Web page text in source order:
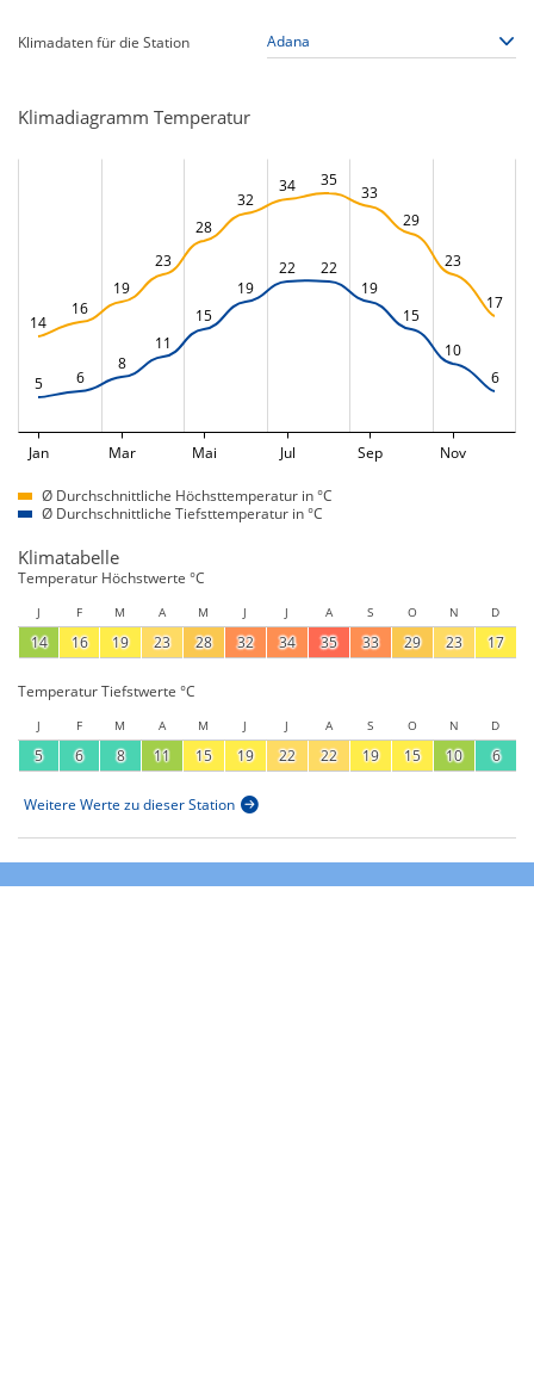
Klimadaten für die Station
Klimadiagramm Temperatur
14
16
19
23
28
32
34 35
33
29
23
17
5 6
8
11
15
19
22
22
19
15
10
6
Jan Mar Mai Jul Sep Nov
Ø Durchschnittliche Höchsttemperatur in °C
Ø Durchschnittliche Tiefsttemperatur in °C
Klimatabelle
Temperatur Höchstwerte °C
J F M A M J J A S O N D
14 16 19 23 28 32 34 35 33 29 23 17
Temperatur Tiefstwerte °C
J F M A M J J A S O N D
5 6 8 11 15 19 22 22 19 15 10 6
Weitere Werte zu dieser Station